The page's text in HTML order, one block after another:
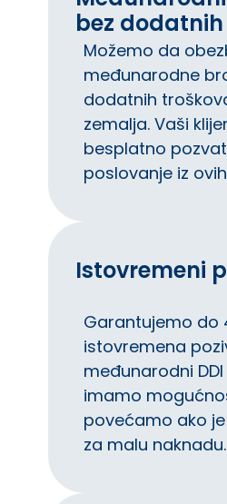
bez
Možemo da
međunarodne
dodatnih
zemalja. Vaši
besplatno
poslovanje iz
Istovremeni
Garantujemo do
istovremena
međunarodni
imamo
povećamo ako
za malu naknadu.